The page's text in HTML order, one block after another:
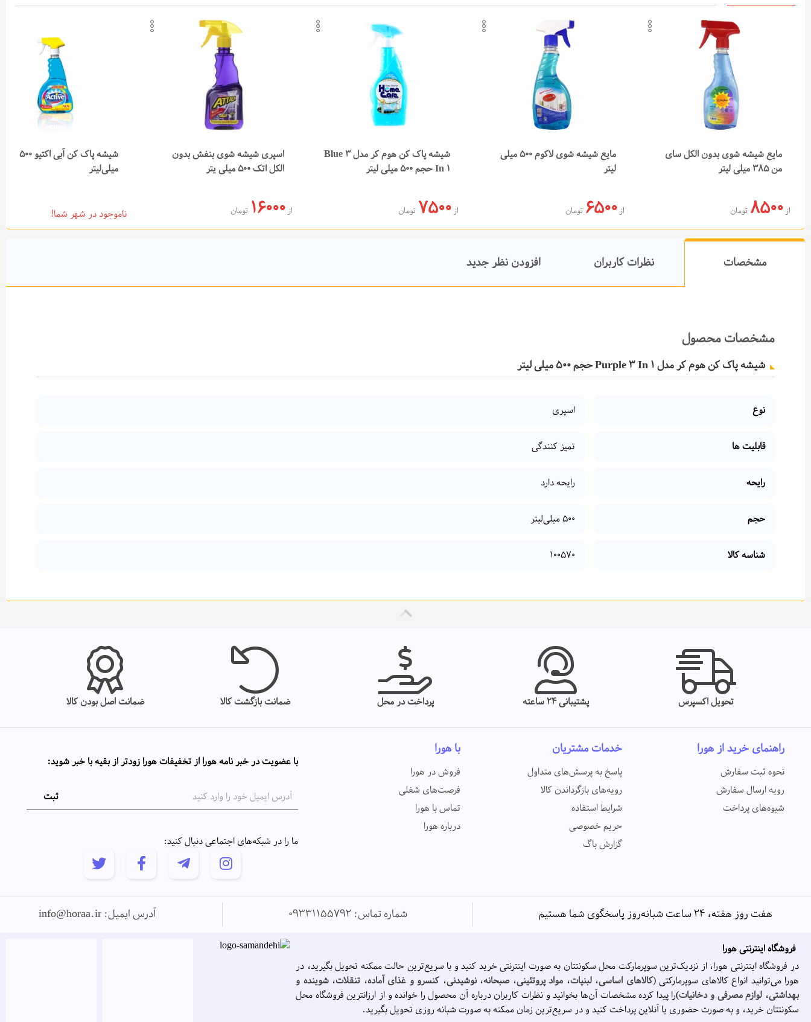
از8500 تومان
افزودن به سبد خرید
مایع شیشه شوی بدون الکل سای
من 385 میلی لیتر
افزودن به لیست علاقه‌مندی‌ها
کپی لینک محصول
ارسال در تلگرام
از6500 تومان
مایع شیشه شوی لاکوم 500 میلی
لیتر
افزودن به لیست علاقه‌مندی‌ها
کپی لینک محصول
ارسال در تلگرام
از7500 تومان
شیشه پاک کن هوم کر مدل Blue 3
In 1 حجم 500 میلی لیتر
افزودن به لیست علاقه‌مندی‌ها
کپی لینک محصول
ارسال در تلگرام
از16000 تومان
اسپری شیشه شوی بنفش بدون
الکل اتک 500 میلی یتر
کپی لینک محصول
ارسال در تلگرام
ناموجود در شهر شما!
شیشه پاک کن آبی اکتیو 500
میلی‌لیتر
مشخصات نظرات کاربران افزودن نظر جدید
مشخصات محصول
شیشه پاک کن هوم کر مدل Purple 3 In 1 حجم 500 میلی لیتر
نوع اسپری
قابلیت ها تمیز کنندگی
رایحه رایحه دارد
حجم 500 میلی‌لیتر
شناسه کالا 100570
تحویل اکسپرس پشتیبانی 24 ساعته پرداخت در محل ضمانت بازگشت کالا ضمانت اصل بودن کالا
راهنمای خرید از هورا
نحوه ثبت سفارش
رویه ارسال سفارش
شیوه‌های پرداخت
خدمات مشتریان
پاسخ به پرسش‌های متداول
رویه‌های بازگرداندن کالا
شرایط استفاده
حریم خصوصی
گزارش باگ
با هورا
فروش در هورا
فرصت‌های شغلی
تماس با هورا
درباره هورا
با عضویت در خبر نامه هورا از تخفیفات هورا زودتر از بقیه با خبر شوید:
ما را در شبکه‌های اجتماعی دنبال کنید:
هفت روز هفته، ۲۴ ساعت شبانه‌روز پاسخگوی شما هستیم شماره تماس: 09331155792 آدرس ایمیل: info@horaa.ir
فروشگاه اینترنتی هورا
در فروشگاه اینترنتی هورا، از نزدیک‌ترین سوپرمارکت محل سکونتتان به صورت اینترنتی خرید کنید و با سریع‌ترین حالت ممکنه تحویل بگیرید، در
هورا می‌توانید انواع کالاهای سوپرمارکتی (کالاهای اساسی،لبنیات، مواد پروتئینی،صبحانه،نوشیدنی،کنسرو و غذای آماده، تنقلات،شوینده و
بهداشتی، لوازم مصرفی و دخانیات)را پیدا کرده مشخصات آن‌ها بخوانید و نظرات کاربران درباره آن محصول را خوانده و از ارزانترین فروشگاه محل
سکونتتان خرید، و به صورت حضوری یا آنلاین پرداخت کنید و در سریع‌ترین زمان ممکنه به صورت شبانه روزی تحویل بگیرید.